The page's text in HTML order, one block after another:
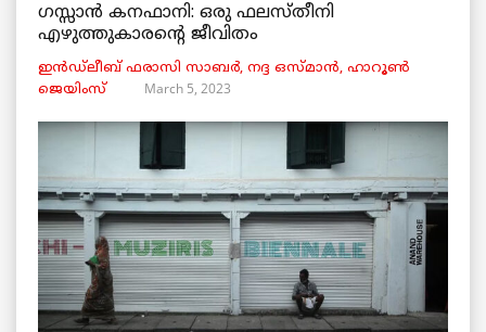
ഗസ്സാൻ കനഫാനി: ഒരു ഫലസ്തീനി
എഴുത്തുകാരന്റെ ജീവിതം
ഇൻഡ്ലീബ് ​​ഫരാസി സാബർ, നദ്ദ ഒസ്മാൻ, ഹാറൂൺ
ജെയിംസ്
March 5, 2023